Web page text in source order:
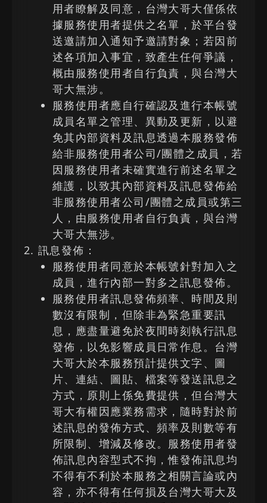
用者瞭解及同意，台灣大哥大僅係依
據服務使用者提供之名單，於平台發
送邀請加入通知予邀請對象；若因前
述各項加入事宜，致產生任何爭議，
概由服務使用者自行負責，與台灣大
哥大無涉。
服務使用者應自行確認及進行本帳號
成員名單之管理、異動及更新，以避
免其內部資料及訊息透過本服務發佈
給非服務使用者公司/團體之成員，若
因服務使用者未確實進行前述名單之
維護，以致其內部資料及訊息發佈給
非服務使用者公司/團體之成員或第三
人，由服務使用者自行負責，與台灣
大哥大無涉。
訊息發佈：
服務使用者同意於本帳號針對加入之
成員，進行內部一對多之訊息發佈。
服務使用者訊息發佈頻率、時間及則
數沒有限制，但除非為緊急重要訊
息，應盡量避免於夜間時刻執行訊息
發佈，以免影響成員日常作息。台灣
大哥大於本服務預計提供文字、圖
片、連結、圖貼、檔案等發送訊息之
方式，原則上係免費提供，但台灣大
哥大有權因應業務需求，隨時對於前
述訊息的發佈方式、頻率及則數等有
所限制、增減及修改。服務使用者發
佈訊息內容型式不拘，惟發佈訊息均
不得有不利於本服務之相關言論或內
容，亦不得有任何損及台灣大哥大及